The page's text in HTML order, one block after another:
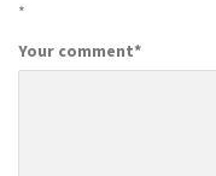
*
Your comment*